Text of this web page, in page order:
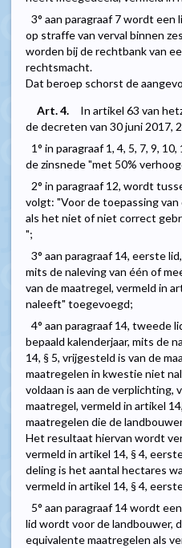
3° aan paragraaf 7 wordt
op straffe van verval binnen
worden bij de rechtbank van
rechtsmacht.
Dat beroep schorst de
Art. 4.
In artikel 63 van
de decreten van 30 juni 2017,
1° in paragraaf 1, 4, 5, 7, 9,
de zinsnede "met 50%
2° in paragraaf 12, wordt
volgt: "Voor de toepassing
als het niet of niet correct
";
3° aan paragraaf 14, eerste
mits de naleving van één of
van de maatregel, vermeld in
naleeft" toegevoegd;
4° aan paragraaf 14, tweede
bepaald kalenderjaar, mits de
14, § 5, vrijgesteld is van de
maatregelen in kwestie niet
voldaan is aan de verplichting,
maatregel, vermeld in artikel
maatregelen die de
Het resultaat hiervan wordt
vermeld in artikel 14, § 4,
deling is het aantal hectares
vermeld in artikel 14, § 4, eerste
5° aan paragraaf 14 wordt
lid wordt voor de landbouwer,
equivalente maatregelen als